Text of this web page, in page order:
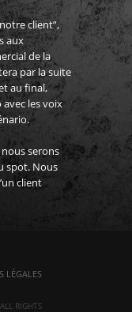
client”,
aux
de la
par la suite
au final,
les voix
serons
spot. Nous
client
LÉGALES
RIGHTS